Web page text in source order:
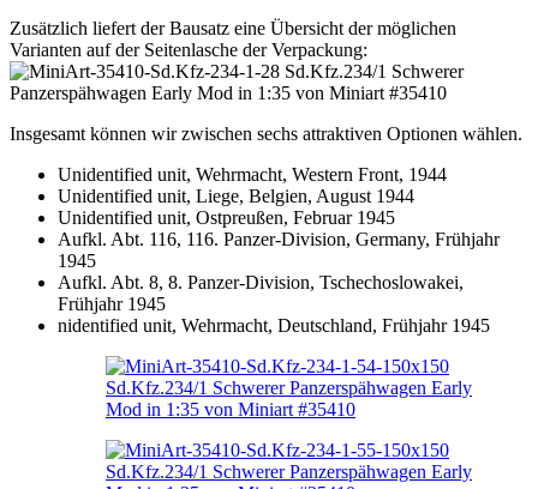
Zusätzlich liefert der Bausatz eine Übersicht der möglichen
Varianten auf der Seitenlasche der Verpackung:
Insgesamt können wir zwischen sechs attraktiven Optionen wählen.
Unidentified unit, Wehrmacht, Western Front, 1944
Unidentified unit, Liege, Belgien, August 1944
Unidentified unit, Ostpreußen, Februar 1945
Aufkl. Abt. 116, 116. Panzer-Division, Germany, Frühjahr
1945
Aufkl. Abt. 8, 8. Panzer-Division, Tschechoslowakei,
Frühjahr 1945
nidentified unit, Wehrmacht, Deutschland, Frühjahr 1945